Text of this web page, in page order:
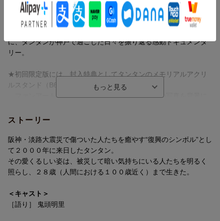
月31日にこの世を去ったーー
に、タンタンが神戸で過ごした日々を振り返る感動ドキュメンタ
リー。
★初回限定版には、封入特典としてタンタンのメモリアルアクリ
ルスタンド（B6サイズ型抜き）を封入！
ファンアートとして番組に寄せられたひまわりの写真を背景に
（Blu-ray、DVDともに初回限定版のみに封入されます）
★封入特典は特製フォトブック（28ページ予定）！タンタンのヒ
ストリーから、
王子動物園で過ごした日々をちりばめた素敵なフォトブックと
なります。
＜収録内容＞
『タンタンと飼育員の日々』（89分） 2020年12月12日 NHK BS
ストーリー
阪神・淡路大震災で傷ついた人たちを癒やす“復興のシンボル”とし
て２０００年に来日したタンタン。
その愛くるしい姿は、被災して暗い気持ちにいる人たちを明るく
照らし、２８歳（人間における１００歳近く）まで生きた。
＜キャスト＞
［語り］ 鬼頭明里